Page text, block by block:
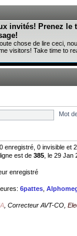
invités! Prenez
chose de lire ceci,
visitors! Take time to
Mot
enregistré, 0 invisible et
est de 385, le 29 Jan
enregistré
6pattes,
, Correcteur AVT-CO,